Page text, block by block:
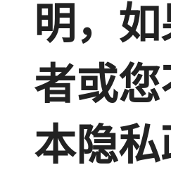
明，
者或
本隐